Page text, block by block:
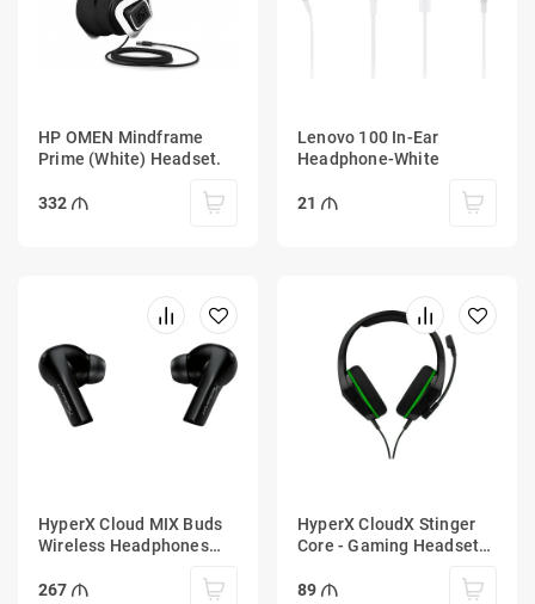
HP OMEN Mindframe
Prime (White) Headset.
332
Lenovo 100 In-Ear
Headphone-White
21
HyperX Cloud MIX Buds
Wireless Headphones
267
HyperX CloudX Stinger
Core - Gaming Headset
89